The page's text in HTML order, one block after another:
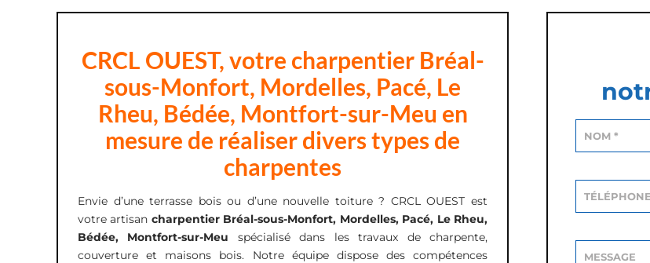
CRCL OUEST, votre charpentier Bréal-
sous-Monfort, Mordelles, Pacé, Le
Rheu, Bédée, Montfort-sur-Meu en
mesure de réaliser divers types de
charpentes
Envie d’une terrasse bois ou d’une nouvelle toiture ? CRCL OUEST est
votre artisan charpentier Bréal-sous-Monfort, Mordelles, Pacé, Le Rheu,
Bédée, Montfort-sur-Meu spécialisé dans les travaux de charpente,
couverture et maisons bois. Notre équipe dispose des compétences